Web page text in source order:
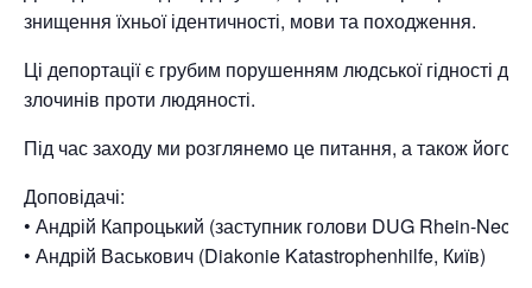
знищення їхньої ідентичності, мови та походження.
Ці депортації є грубим порушенням людської гідності
злочинів проти людяності.
Під час заходу ми розглянемо це питання, а також його
Доповідачі:
• Андрій Капроцький (заступник голови DUG Rhein-
• Андрій Васькович (Diakonie Katastrophenhilfe, Київ)